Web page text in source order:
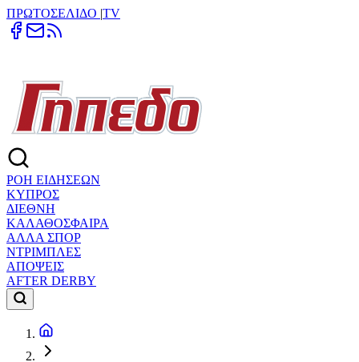
ΠΡΩΤΟΣΕΛΙΔΟ |TV
ΡΟΗ ΕΙΔΗΣΕΩΝ
ΚΥΠΡΟΣ
ΔΙΕΘΝΗ
ΚΑΛΑΘΟΣΦΑΙΡΑ
ΑΛΛΑ ΣΠΟΡ
ΝΤΡΙΜΠΛΕΣ
ΑΠΟΨΕΙΣ
AFTER DERBY